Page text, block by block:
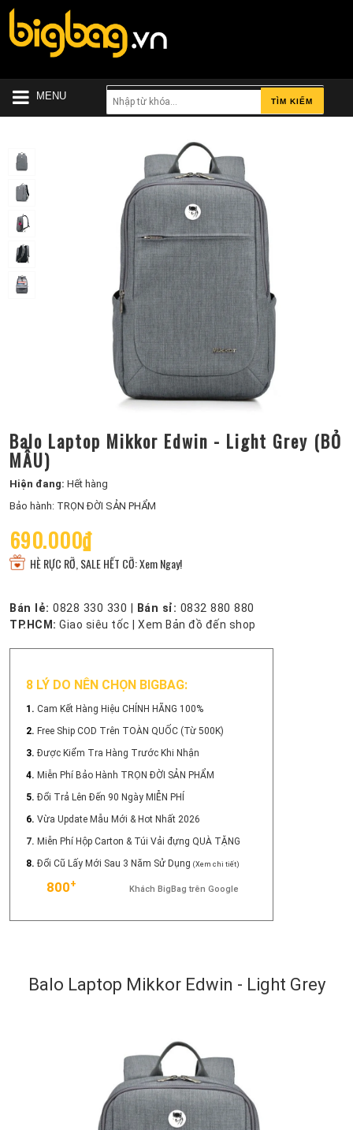
MENU TÌM KIẾM
Balo Laptop Mikkor Edwin - Light Grey (BỎ
MẪU)
Hiện đang: Hết hàng
Bảo hành: TRỌN ĐỜI SẢN PHẨM
690.000₫
HÈ RỰC RỠ, SALE HẾT CỠ: Xem Ngay!
Bán lẻ: 0828 330 330 Bán sỉ: 0832 880 880
TP.HCM: Giao siêu tốc Xem Bản đồ đến shop
8 LÝ DO NÊN CHỌN BIGBAG:
1. Cam Kết Hàng Hiệu CHÍNH HÃNG 100%
2. Free Ship COD Trên TOÀN QUỐC (Từ 500K)
3. Được Kiểm Tra Hàng Trước Khi Nhận
4. Miễn Phí Bảo Hành TRỌN ĐỜI SẢN PHẨM
5. Đổi Trả Lên Đến 90 Ngày MIỄN PHÍ
6. Vừa Update Mẫu Mới & Hot Nhất 2026
7. Miễn Phí Hộp Carton & Túi Vải đựng QUÀ TẶNG
8. Đổi Cũ Lấy Mới Sau 3 Năm Sử Dụng (Xem chi tiết)
800+ Khách BigBag trên Google
Balo Laptop Mikkor Edwin - Light Grey